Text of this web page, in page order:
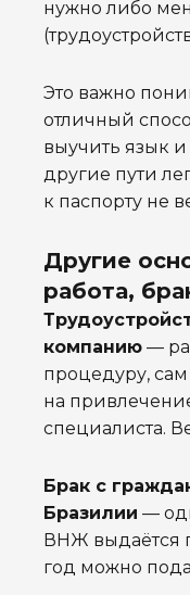
нужно либо
Это важно
отличный
выучить язык
другие пути
к паспорту не
Другие
работа,
компанию —
процедуру,
на
специалиста.
Брак с
Бразилии —
ВНЖ выдаётся
год можно